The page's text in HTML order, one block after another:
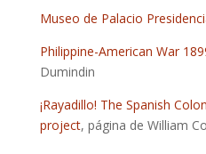
Museo de Palacio
Philippine-American War
Dumindin
¡Rayadillo! The Spanish
project, página de William